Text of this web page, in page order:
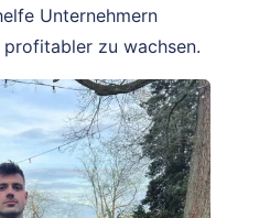
Unternehmern
zu wachsen.